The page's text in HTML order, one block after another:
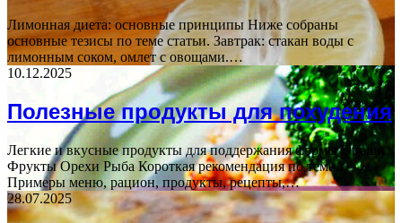
Лимонная диета: основные принципы Ниже собраны
основные тезисы по теме статьи. Завтрак: стакан воды с
лимонным соком, омлет с овощами.…
10.12.2025
Полезные продукты для похудения
Легкие и вкусные продукты для поддержания формы Овощи
Фрукты Орехи Рыба Короткая рекомендация по теме
Примеры меню, рацион, продукты, рецепты,…
28.07.2025